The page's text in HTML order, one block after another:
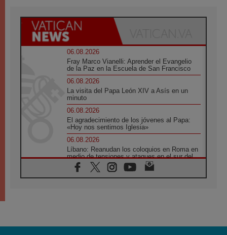
06.08.2026
Fray Marco Vianelli: Aprender el Evangelio
de la Paz en la Escuela de San Francisco
06.08.2026
La visita del Papa León XIV a Asís en un
minuto
06.08.2026
El agradecimiento de los jóvenes al Papa:
«Hoy nos sentimos Iglesia»
06.08.2026
Líbano: Reanudan los coloquios en Roma en
medio de tensiones y ataques en el sur del
país
06.08.2026